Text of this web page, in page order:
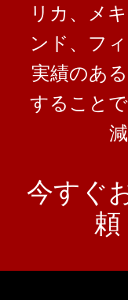
リカ、メ
ンド、フ
実績のあ
すること
今すぐ
頼